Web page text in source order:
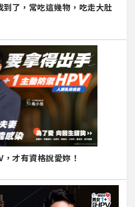
了，常吃這幾物，吃走大肚
才有資格說愛妳！